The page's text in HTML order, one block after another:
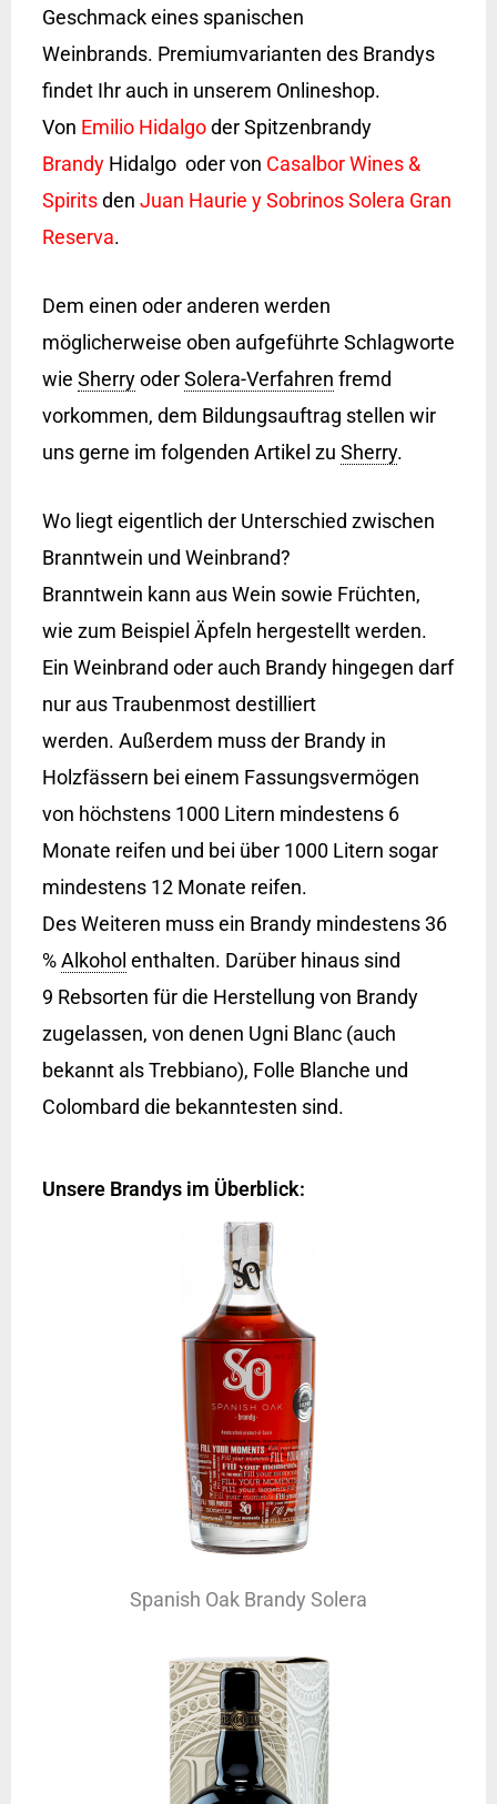
Geschmack eines spanischen
Weinbrands. Premiumvarianten des Brandys
findet Ihr auch in unserem Onlineshop.
Von Emilio Hidalgoder Spitzenbrandy
BrandyHidalgo oder von Casalbor Wines &
Spiritsden Juan Haurie y Sobrinos Solera Gran
Reserva.
Dem einen oder anderen werden
möglicherweise oben aufgeführte Schlagworte
wie SherryoderSolera-Verfahren fremd
vorkommen, dem Bildungsauftrag stellen wir
uns gerne im folgenden Artikel zu Sherry.
Wo liegt eigentlich der Unterschied zwischen
Branntwein und Weinbrand?
Branntwein kann aus Wein sowie Früchten,
wie zum Beispiel Äpfeln hergestellt werden.
Ein Weinbrand oder auch Brandy hingegen darf
nur aus Traubenmost destilliert
werden. Außerdem muss der Brandy in
Holzfässern bei einem Fassungsvermögen
von höchstens 1000 Litern mindestens 6
Monate reifen und bei über 1000 Litern sogar
mindestens 12 Monate reifen.
Des Weiteren muss ein Brandy mindestens 36
%Alkohol enthalten. Darüber hinaus sind
9 Rebsorten für die Herstellung von Brandy
zugelassen, von denen Ugni Blanc (auch
bekannt als Trebbiano), Folle Blanche und
Colombard die bekanntesten sind.
Unsere Brandys im Überblick:
Spanish Oak Brandy Solera